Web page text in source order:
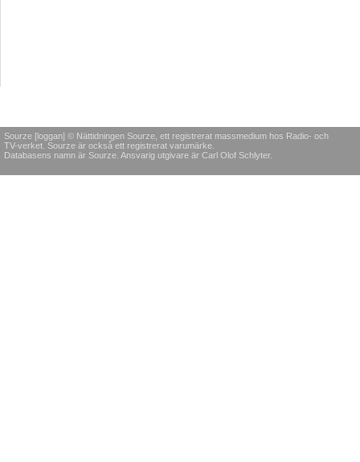
Sourze [loggan] © Nättidningen Sourze, ett registrerat massmedium hos Radio- och
TV-verket. Sourze är också ett registrerat varumärke.
Databasens namn är Sourze. Ansvarig utgivare är Carl Olof Schlyter.